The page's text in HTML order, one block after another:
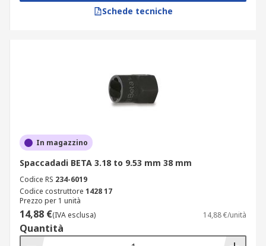
Schede tecniche
In magazzino
Spaccadadi BETA 3.18 to 9.53 mm 38 mm
Codice RS 234-6019
Codice costruttore 1428 17
Prezzo per 1 unità
14,88 €(IVA esclusa) 14,88 €/unità
Quantità